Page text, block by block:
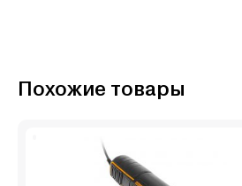
Похожие товары